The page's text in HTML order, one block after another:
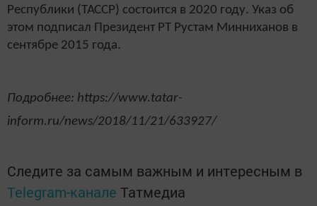
Республики (ТАССР) состоится в 2020 году. Указ об
этом подписал Президент РТ Рустам Минниханов в
сентябре 2015 года.
Подробнее: https://www.tatar-
inform.ru/news/2018/11/21/633927/
Следите за самым важным и интересным в
Telegram-канале Татмедиа